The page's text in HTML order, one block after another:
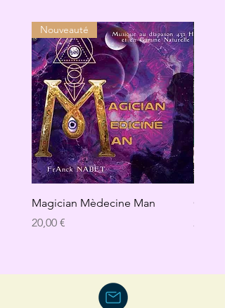
Nouveauté
Magician Mèdecine Man
Preis
20,00 €
GAÏA
20,00 €